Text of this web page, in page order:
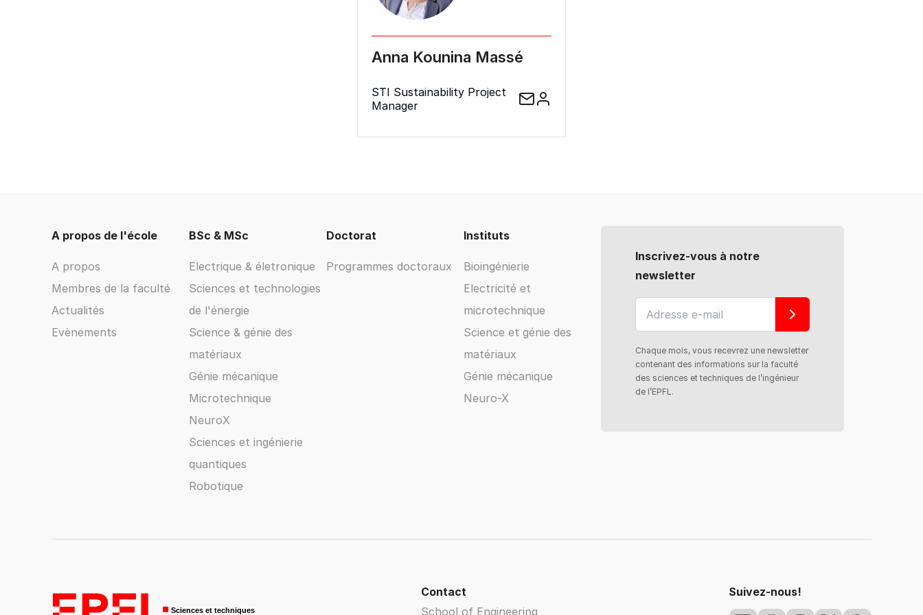
Anna Kounina Massé
STI Sustainability Project
Manager
A propos de l'école
A propos
Membres de la faculté
Actualités
Evènements
BSc & MSc
Electrique & életronique
Sciences et technologies
de l'énergie
Science & génie des
matériaux
Génie mécanique
Microtechnique
NeuroX
Sciences et ingénierie
quantiques
Robotique
Doctorat
Programmes doctoraux
Instituts
Bioingénierie
Electricité et
microtechnique
Science et génie des
matériaux
Génie mécanique
Neuro-X
Inscrivez-vous à notre
newsletter
Chaque mois, vous recevrez une newsletter
contenant des informations sur la faculté
des sciences et techniques de l’ingénieur
de l’EPFL.
Contact
School of Engineering
Suivez-nous!